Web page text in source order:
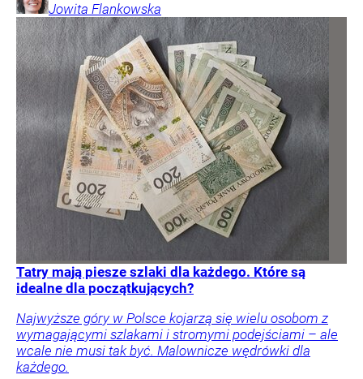
Jowita Flankowska
Tatry mają piesze szlaki dla każdego. Które są
idealne dla początkujących?
Najwyższe góry w Polsce kojarzą się wielu osobom z
wymagającymi szlakami i stromymi podejściami – ale
wcale nie musi tak być. Malownicze wędrówki dla
każdego.